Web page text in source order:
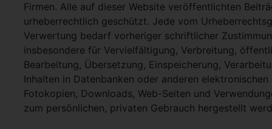
Firmen. Alle auf dieser Website veröffentlichten
urheberrechtlich geschützt. Jede vom
Verwertung bedarf vorheriger schriftlicher
insbesondere für Vervielfältigung, Verbreitung,
Bearbeitung, Übersetzung, Einspeicherung,
Inhalten in Datenbanken oder anderen
Fotokopien, Downloads, Web-Seiten und
zum persönlichen, privaten Gebrauch hergestellt